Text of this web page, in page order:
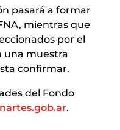
pasará a formar
mientras que
por el
una muestra
confirmar.
del Fondo
.